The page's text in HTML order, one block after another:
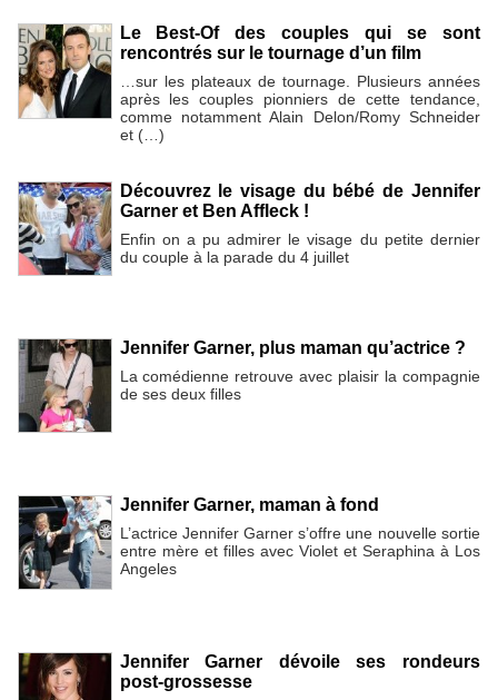
Le Best-Of des couples qui se sont
rencontrés sur le tournage d’un film
…sur les plateaux de tournage. Plusieurs années
après les couples pionniers de cette tendance,
comme notamment Alain Delon/Romy Schneider
et (…)
Découvrez le visage du bébé de Jennifer
Garner et Ben Affleck !
Enfin on a pu admirer le visage du petite dernier
du couple à la parade du 4 juillet
Jennifer Garner, plus maman qu’actrice ?
La comédienne retrouve avec plaisir la compagnie
de ses deux filles
Jennifer Garner, maman à fond
L’actrice Jennifer Garner s’offre une nouvelle sortie
entre mère et filles avec Violet et Seraphina à Los
Angeles
Jennifer Garner dévoile ses rondeurs
post-grossesse